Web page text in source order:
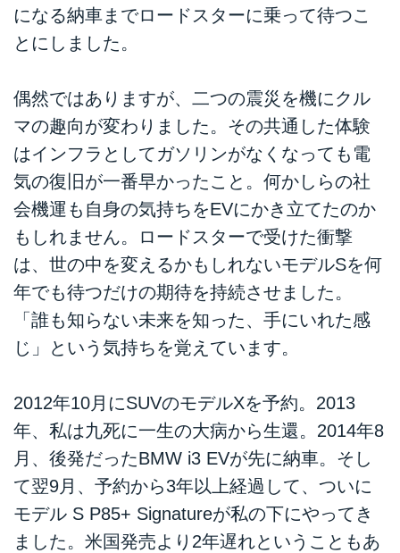
になる納車までロードスターに乗って待つこ
とにしました。
偶然ではありますが、二つの震災を機にクル
マの趣向が変わりました。その共通した体験
はインフラとしてガソリンがなくなっても電
気の復旧が一番早かったこと。何かしらの社
会機運も自身の気持ちをEVにかき立てたのか
もしれません。ロードスターで受けた衝撃
は、世の中を変えるかもしれないモデルSを何
年でも待つだけの期待を持続させました。
「誰も知らない未来を知った、手にいれた感
じ」という気持ちを覚えています。
2012年10月にSUVのモデルXを予約。2013
年、私は九死に一生の大病から生還。2014年8
月、後発だったBMW i3 EVが先に納車。そし
て翌9月、予約から3年以上経過して、ついに
モデル S P85+ Signatureが私の下にやってき
ました。米国発売より2年遅れということもあ